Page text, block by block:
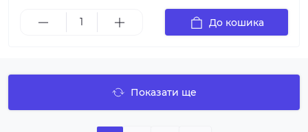
До кошика
Показати ще